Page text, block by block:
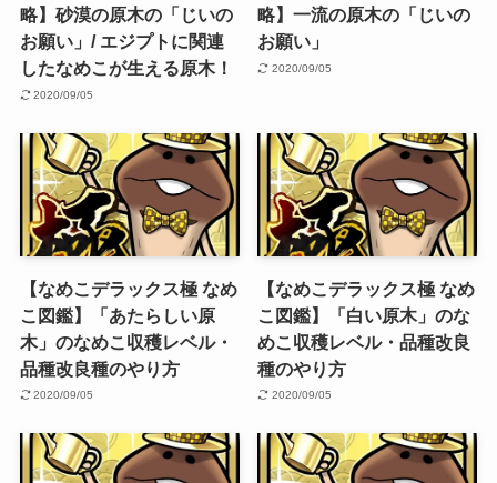
略】砂漠の原木の「じいの
お願い」/ エジプトに関連
したなめこが生える原木！
2020/09/05
略】一流の原木の「じいの
お願い」
2020/09/05
【なめこデラックス極 なめ
こ図鑑】「あたらしい原
木」のなめこ収穫レベル・
品種改良種のやり方
2020/09/05
【なめこデラックス極 なめ
こ図鑑】「白い原木」のな
めこ収穫レベル・品種改良
種のやり方
2020/09/05